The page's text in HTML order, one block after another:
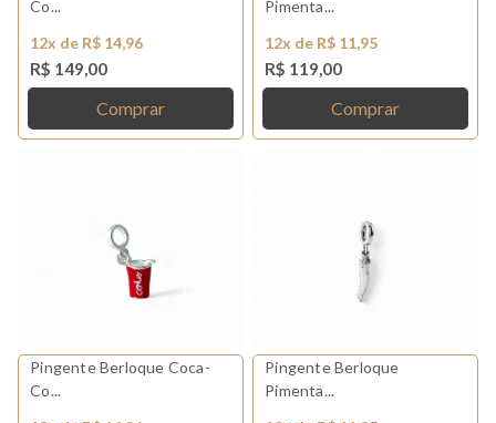
Co...
12x de R$ 14,96
R$ 149,00
Comprar
Pimenta...
12x de R$ 11,95
R$ 119,00
Comprar
Pingente Berloque Coca-
Co...
Pingente Berloque
Pimenta...